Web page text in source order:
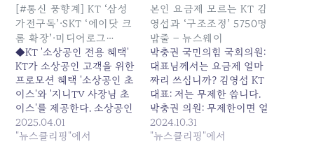
[#통신 풍향계] KT ‘삼성
가전구독’·SKT ‘에이닷 크
롬 확장’·미디어로그…
◆KT '소상공인 전용 혜택'
KT가 소상공인 고객을 위한
프로모션 혜택 '소상공인 초
이스'와 '지니TV 사장님 초
이스'를 제공한다. 소상공인
초이스는 5G 초이스 요금제
의 새 혜택이다. 9월 30일까
2025.04.01
"뉴스클리핑"에서
본인 요금제 모르는 KT 김
영섭과 ‘구조조정’ 5750명
밥줄 – 뉴스웨이
박충권 국민의힘 국회의원:
대표님께서는 요금제 얼마
짜리 쓰십니까? 김영섭 KT
대표: 저는 무제한 씁니다.
박충권 의원: 무제한이면 얼
마짜리입니까? 김영섭 대
표: 금액은 정확히 기억이
2024.10.31
"뉴스클리핑"에서